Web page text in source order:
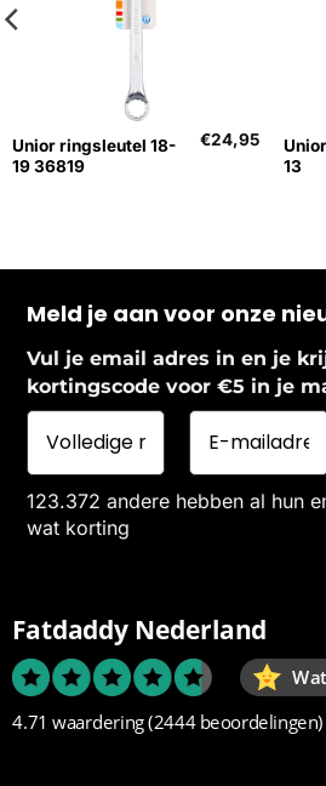
Unior ringsleutel 18-
19 36819
€24,95
13
Meld je aan voor onze
Vul je email adres in en je
kortingscode voor €5 in je
123.372 andere hebben al hun
wat korting
Fatdaddy Nederland
4.71 waardering(2444 beoordelingen)